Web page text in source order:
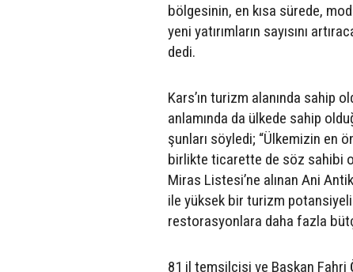
bölgesinin, en kısa sürede,
yeni yatırımların sayısını
dedi.
Kars’ın turizm alanında sahip
anlamında da ülkede sahip
şunları söyledi; “Ülkemizin en
birlikte ticarette de söz sahibi
Miras Listesi’ne alınan Ani
ile yüksek bir turizm potansiyeli
restorasyonlara daha fazla
81 il temsilcisi ve Başkan Fahri